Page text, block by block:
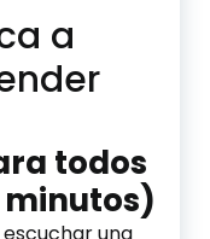
a
todos
minutos)
escuchar una